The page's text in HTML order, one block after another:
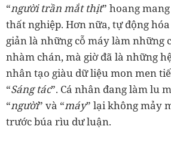
“người trần mắt thịt” hoang
thất nghiệp. Hơn nữa, tự động
giản là những cỗ máy làm những
nhàm chán, mà giờ đã là những
nhân tạo giàu dữ liệu mon men
“Sáng tác”. Cá nhân đang làm lu
“người” và “máy” lại không mảy
trước búa rìu dư luận.